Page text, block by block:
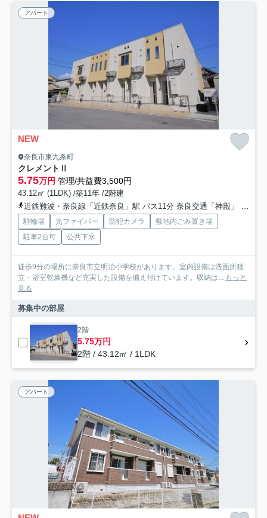
アパート
NEW
奈良市東九条町
クレメントⅡ
5.75万円 管理/共益費3,500円
43.12㎡ (1LDK) /築11年 /2階建
近鉄難波・奈良線「近鉄奈良」駅 バス11分 奈良交通「神殿」 停歩7分
駐輪場 光ファイバー 防犯カメラ
敷地内ごみ置き場
駐車2台可
公共下水
徒歩9分の場所に奈良市立明治小学校があります。室内設備は洗面所独
立・浴室乾燥機など充実した設備を備え付けています。収納は... もっと
見る
募集中の部屋
2階
5.75万円
2階 / 43.12㎡ / 1LDK
アパート